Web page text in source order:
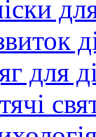
для